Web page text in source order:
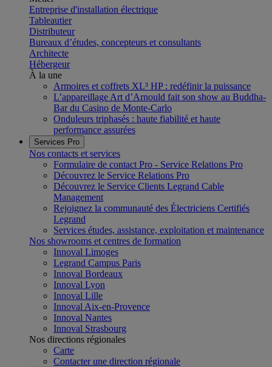
Entreprise d'installation électrique
Tableautier
Distributeur
Bureaux d’études, concepteurs et consultants
Architecte
Hébergeur
À la une
Armoires et coffrets XL³ HP : redéfinir la puissance
L’appareillage Art d’Arnould fait son show au Buddha-
Bar du Casino de Monte-Carlo
Onduleurs triphasés : haute fiabilité et haute
performance assurées
Services Pro
Nos contacts et services
Formulaire de contact Pro - Service Relations Pro
Découvrez le Service Relations Pro
Découvrez le Service Clients Legrand Cable
Management
Rejoignez la communauté des Électriciens Certifiés
Legrand
Services études, assistance, exploitation et maintenance
Nos showrooms et centres de formation
Innoval Limoges
Legrand Campus Paris
Innoval Bordeaux
Innoval Lyon
Innoval Lille
Innoval Aix-en-Provence
Innoval Nantes
Innoval Strasbourg
Nos directions régionales
Carte
Contacter une direction régionale